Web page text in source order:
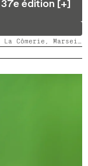
2018
édition [+]
Marseille, La Cômerie, Marseille, LaMaM, Marseille, Videodrome 2